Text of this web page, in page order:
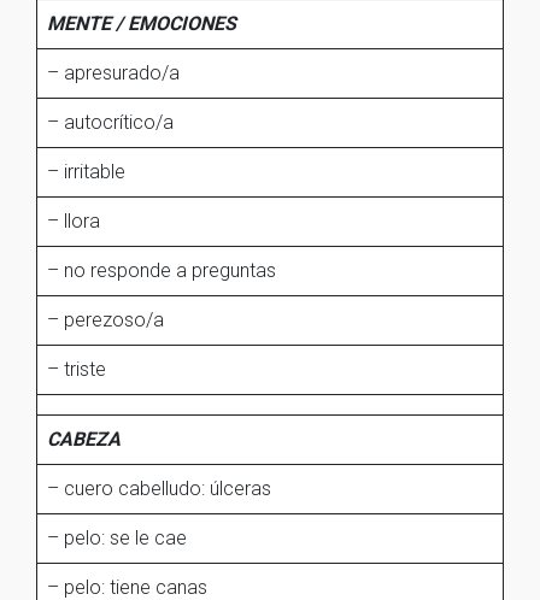
MENTE / EMOCIONES
– apresurado/a
– autocrítico/a
– irritable
– llora
– no responde a preguntas
– perezoso/a
– triste
CABEZA
– cuero cabelludo: úlceras
– pelo: se le cae
– pelo: tiene canas